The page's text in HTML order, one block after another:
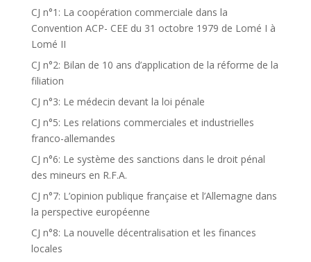
CJ n°1: La coopération commerciale dans la
Convention ACP- CEE du 31 octobre 1979 de Lomé I à
Lomé II
CJ n°2: Bilan de 10 ans d’application de la réforme de la
filiation
CJ n°3: Le médecin devant la loi pénale
CJ n°5: Les relations commerciales et industrielles
franco-allemandes
CJ n°6: Le système des sanctions dans le droit pénal
des mineurs en R.F.A.
CJ n°7: L’opinion publique française et l’Allemagne dans
la perspective européenne
CJ n°8: La nouvelle décentralisation et les finances
locales